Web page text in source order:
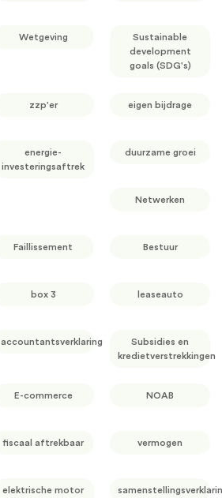
Wetgeving
Sustainable
development
goals (SDG's)
zzp'er eigen bijdrage
energie-
investeringsaftrek
duurzame groei
Netwerken
Faillissement Bestuur
box 3 leaseauto
accountantsverklaring
Subsidies en
kredietverstrekkingen
E-commerce NOAB
fiscaal aftrekbaar vermogen
elektrische motor